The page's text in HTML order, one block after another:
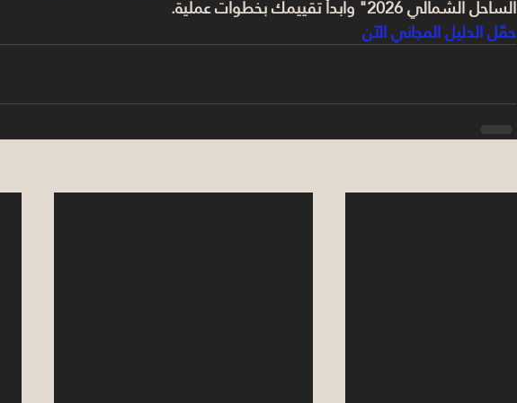
الساحل الشمالي 2026" وابدأ تقييمك بخطوات عملية.
حمّل الدليل المجاني الآن